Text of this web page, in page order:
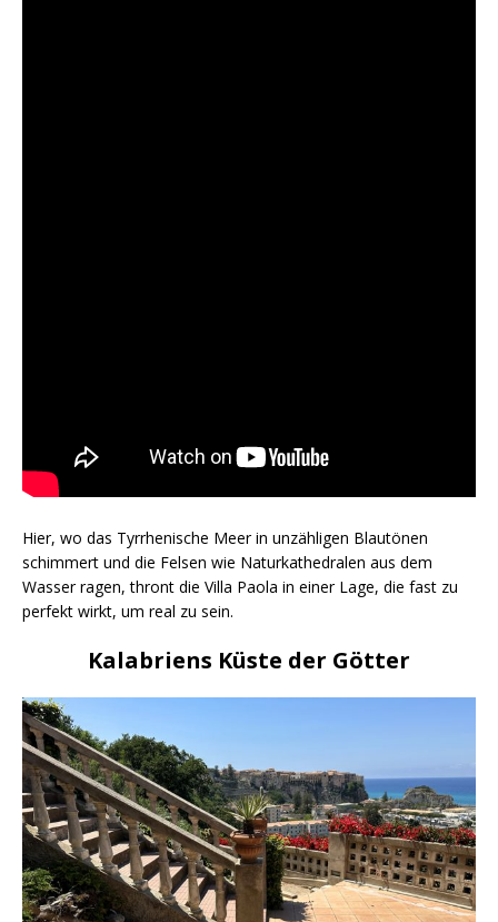
Hier, wo das Tyrrhenische Meer in unzähligen Blautönen
schimmert und die Felsen wie Naturkathedralen aus dem
Wasser ragen, thront die Villa Paola in einer Lage, die fast zu
perfekt wirkt, um real zu sein.
Kalabriens Küste der Götter